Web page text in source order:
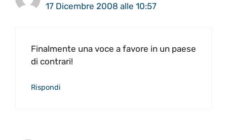
17 Dicembre 2008 alle 10:57
Finalmente una voce a favore in un paese
di contrari!
Rispondi